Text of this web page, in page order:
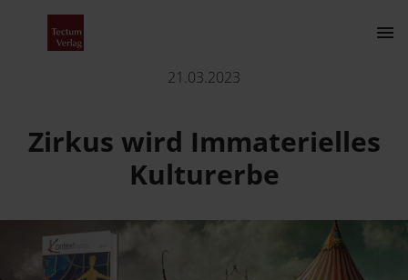
Kontakt
Zirkus wird Immaterielles Kulturerbe
21.03.2023
Zirkus wird Immaterielles
Kulturerbe